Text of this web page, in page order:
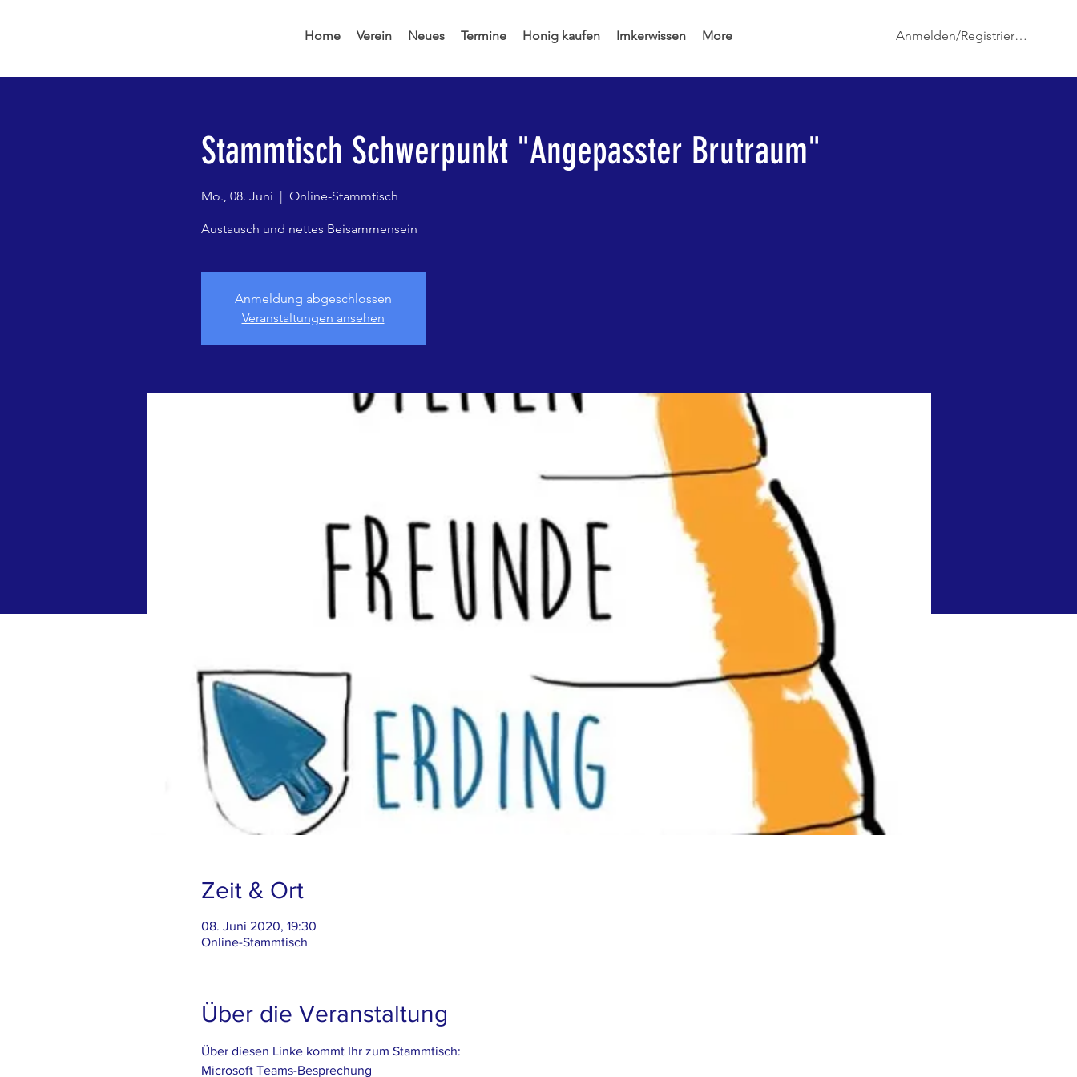
Home Verein Neues Termine Honig kaufen Imkerwissen More Anmelden/Registrieren
Stammtisch Schwerpunkt "Angepasster Brutraum"
Mo., 08. Juni Online-Stammtisch
Austausch und nettes Beisammensein
Anmeldung abgeschlossen
Veranstaltungen ansehen
Zeit & Ort
08. Juni 2020, 19:30
Online-Stammtisch
Über die Veranstaltung
Über diesen Linke kommt Ihr zum Stammtisch:
Microsoft Teams-Besprechung